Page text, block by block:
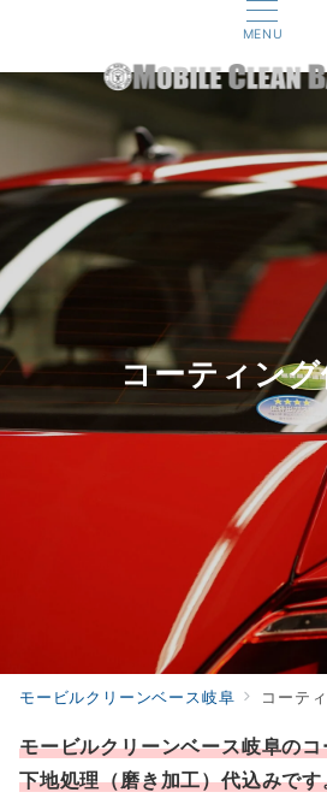
MENU
コーティング
モービルクリーンベース岐阜 コーテ
モービルクリーンベース岐阜の
下地処理（磨き加工）代込みです